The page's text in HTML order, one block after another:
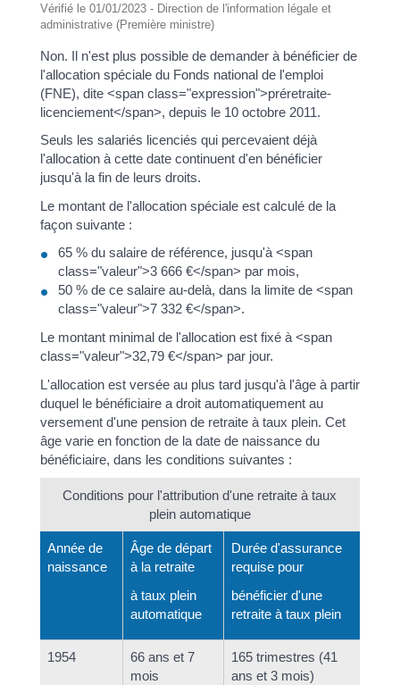
Vérifié le 01/01/2023 - Direction de l'information légale et
administrative (Première ministre)
Non. Il n'est plus possible de demander à bénéficier de
l'allocation spéciale du Fonds national de l'emploi
(FNE), dite <span class="expression">préretraite-
licenciement</span>, depuis le 10 octobre 2011.
Seuls les salariés licenciés qui percevaient déjà
l'allocation à cette date continuent d'en bénéficier
jusqu'à la fin de leurs droits.
Le montant de l'allocation spéciale est calculé de la
façon suivante :
65 % du salaire de référence, jusqu'à <span
class="valeur">3 666 €</span> par mois,
50 % de ce salaire au-delà, dans la limite de <span
class="valeur">7 332 €</span>.
Le montant minimal de l'allocation est fixé à <span
class="valeur">32,79 €</span> par jour.
L'allocation est versée au plus tard jusqu'à l'âge à partir
duquel le bénéficiaire a droit automatiquement au
versement d'une pension de retraite à taux plein. Cet
âge varie en fonction de la date de naissance du
bénéficiaire, dans les conditions suivantes :
Conditions pour l'attribution d'une retraite à taux
plein automatique
Année de
naissance
Âge de départ
à la retraite
à taux plein
automatique
Durée d'assurance
requise pour
bénéficier d'une
retraite à taux plein
1954
66 ans et 7
mois
165 trimestres (41
ans et 3 mois)